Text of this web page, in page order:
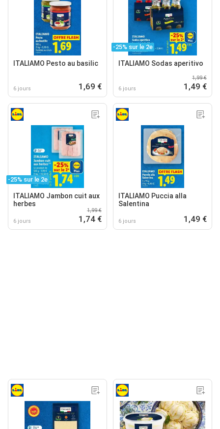
ITALIAMO Pesto au basilic
6 jours 1,69 €
-25% sur le 2e
ITALIAMO Sodas aperitivo
6 jours
1,99 €
1,49 €
-25% sur le 2e
ITALIAMO Jambon cuit aux
herbes
6 jours
1,99 €
1,74 €
ITALIAMO Puccia alla
Salentina
6 jours 1,49 €